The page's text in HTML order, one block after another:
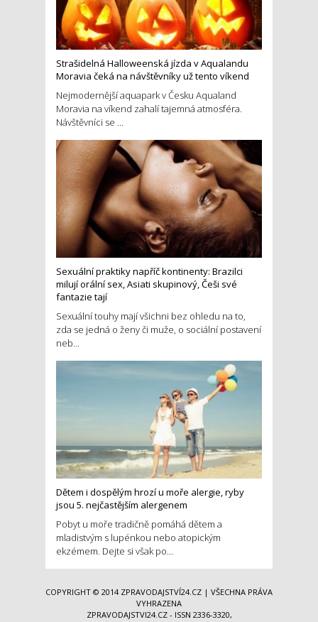
Strašidelná Halloweenská jízda v Aqualandu
Moravia čeká na návštěvníky už tento víkend
Nejmodernější aquapark v Česku Aqualand
Moravia na víkend zahalí tajemná atmosféra.
Návštěvníci se ...
Sexuální praktiky napříč kontinenty: Brazilci
milují orální sex, Asiati skupinový, Češi své
fantazie tají
Sexuální touhy mají všichni bez ohledu na to,
zda se jedná o ženy či muže, o sociální postavení
neb...
Dětem i dospělým hrozí u moře alergie, ryby
jsou 5. nejčastějším alergenem
Pobyt u moře tradičně pomáhá dětem a
mladistvým s lupénkou nebo atopickým
ekzémem. Dejte si však po...
COPYRIGHT © 2014 ZPRAVODAJSTVÍ24.CZ | VŠECHNA PRÁVA
VYHRAZENA
ZPRAVODAJSTVI24.CZ - ISSN 2336-3320,